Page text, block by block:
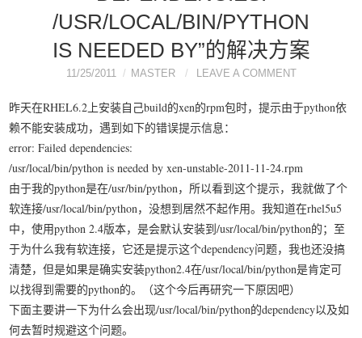
（连载）
《KVM虚拟化技术：实
战与原理解析》
关于本博客
我要笑遍世界
/USR/LOCAL/BIN/PYTHON
IS NEEDED BY”的解决方案
11/25/2011 MASTER LEAVE A COMMENT
昨天在RHEL6.2上安装自己build的xen的rpm包时，提示由于python依
赖不能安装成功，遇到如下的错误提示信息：
error: Failed dependencies:
/usr/local/bin/python is needed by xen-unstable-2011-11-24.rpm
由于我的python是在/usr/bin/python，所以看到这个提示，我就做了个
软连接/usr/local/bin/python，没想到居然不起作用。我知道在rhel5u5
中，使用python 2.4版本，是会默认安装到/usr/local/bin/python的；至
于为什么我有软连接，它还是提示这个dependency问题，我也还没搞
清楚，但是如果是确实安装python2.4在/usr/local/bin/python是肯定可
以找得到需要的python的。（这个今后再研究一下原因吧）
下面主要讲一下为什么会出现/usr/local/bin/python的dependency以及如
何去暂时规避这个问题。